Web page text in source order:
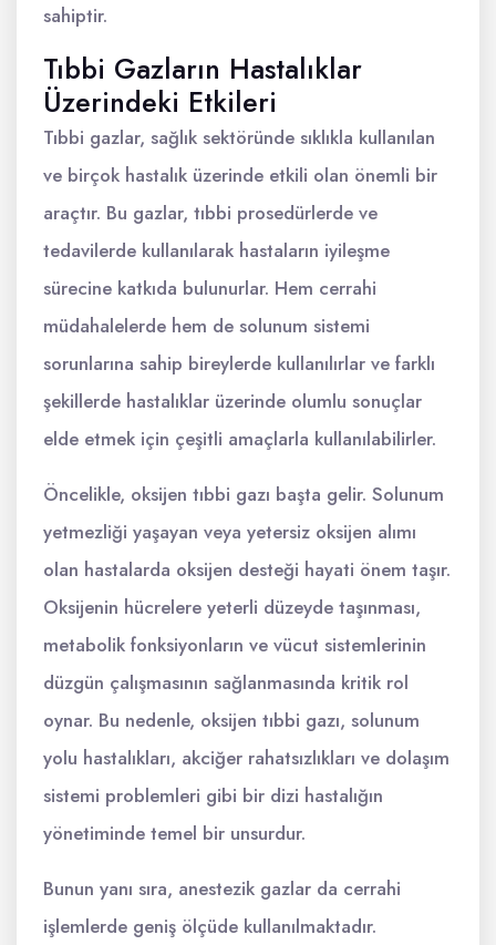
sahiptir.
Tıbbi Gazların Hastalıklar
Üzerindeki Etkileri
Tıbbi gazlar, sağlık sektöründe sıklıkla kullanılan
ve birçok hastalık üzerinde etkili olan önemli bir
araçtır. Bu gazlar, tıbbi prosedürlerde ve
tedavilerde kullanılarak hastaların iyileşme
sürecine katkıda bulunurlar. Hem cerrahi
müdahalelerde hem de solunum sistemi
sorunlarına sahip bireylerde kullanılırlar ve farklı
şekillerde hastalıklar üzerinde olumlu sonuçlar
elde etmek için çeşitli amaçlarla kullanılabilirler.
Öncelikle, oksijen tıbbi gazı başta gelir. Solunum
yetmezliği yaşayan veya yetersiz oksijen alımı
olan hastalarda oksijen desteği hayati önem taşır.
Oksijenin hücrelere yeterli düzeyde taşınması,
metabolik fonksiyonların ve vücut sistemlerinin
düzgün çalışmasının sağlanmasında kritik rol
oynar. Bu nedenle, oksijen tıbbi gazı, solunum
yolu hastalıkları, akciğer rahatsızlıkları ve dolaşım
sistemi problemleri gibi bir dizi hastalığın
yönetiminde temel bir unsurdur.
Bunun yanı sıra, anestezik gazlar da cerrahi
işlemlerde geniş ölçüde kullanılmaktadır.